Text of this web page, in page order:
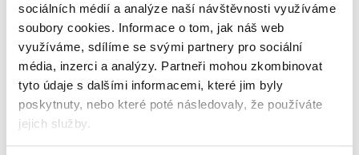
sociálních médií a analýze naší návštěvnosti využíváme
soubory cookies. Informace o tom, jak náš web
využíváme, sdílíme se svými partnery pro sociální
média, inzerci a analýzy. Partneři mohou zkombinovat
tyto údaje s dalšími informacemi, které jim byly
poskytnuty, nebo které poté následovaly, že používáte
jejich služby.
Obrazy z kulturních dějin
ruské religiozity
Martin C. Putna
359 Kč449 Kč
Do košíku
Obrazy z kulturních dějin
Střední Evropy
(audiokniha)
Martin C. Putna
239 Kč299 Kč